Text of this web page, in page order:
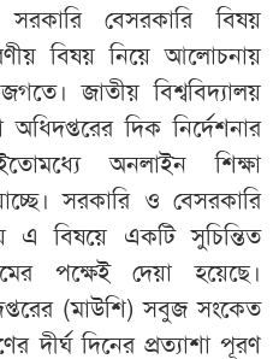
বেসরকারি বিষয়
বিষয় নিয়ে আলোচনায়
জাতীয় বিশ্ববিদ্যালয়
দিক নির্দেশনার
অনলাইন শিক্ষা
সরকারি ও বেসরকারি
বিষয়ে একটি সুচিন্তিত
পক্ষেই দেয়া হয়েছে।
(মাউশি) সবুজ সংকেত
দীর্ঘ দিনের প্রত্যাশা পূরণ